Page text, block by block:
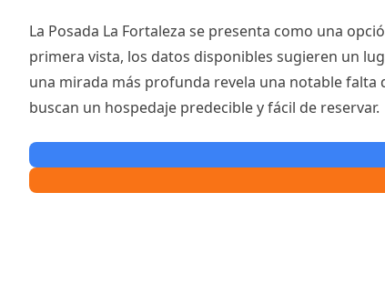
La Posada La Fortaleza se presenta como una
primera vista, los datos disponibles sugieren un
una mirada más profunda revela una notable
buscan un hospedaje predecible y fácil de reservar.